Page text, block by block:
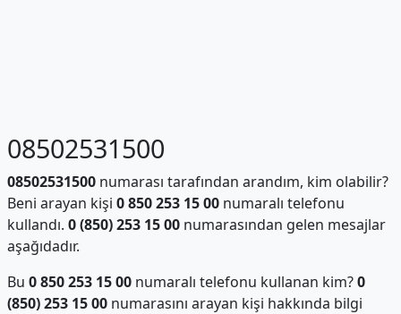
08502531500
08502531500numarası tarafından arandım, kim olabilir?
Beni arayan kişi 0 850 253 15 00numaralı telefonu
kullandı. 0 (850) 253 15 00numarasından gelen mesajlar
aşağıdadır.
Bu 0 850 253 15 00numaralı telefonu kullanan kim?0
(850) 253 15 00numarasını arayan kişi hakkında bilgi